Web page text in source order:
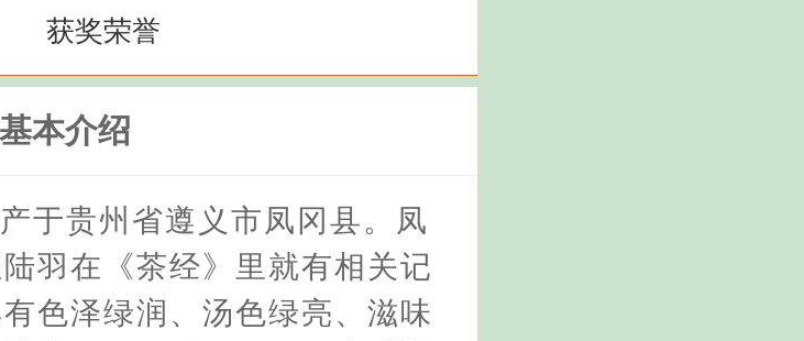
获奖荣誉
本介绍
于贵州省遵义市凤冈县。凤
羽在《茶经》里就有相关记
色泽绿润、汤色绿亮、滋味